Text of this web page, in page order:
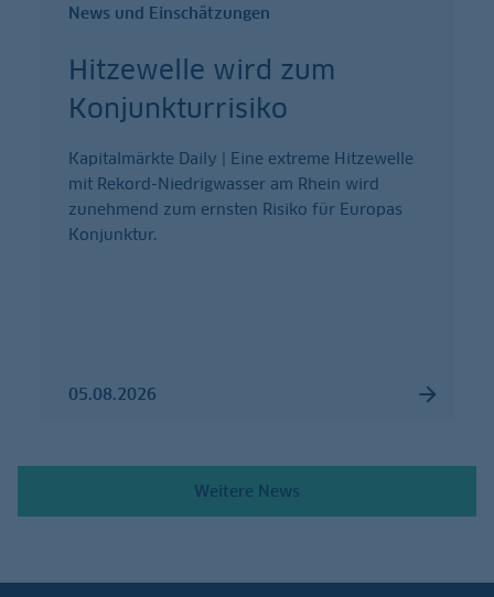
News und Einschätzungen
Hitzewelle wird zum
Konjunkturrisiko
Kapitalmärkte Daily | Eine extreme Hitzewelle
mit Rekord-Niedrigwasser am Rhein wird
zunehmend zum ernsten Risiko für Europas
Konjunktur.
05.08.2026
Weitere News